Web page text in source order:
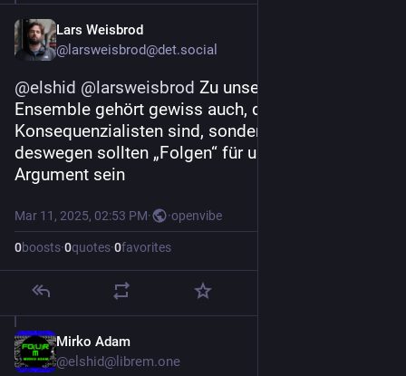
Lars Weisbrod
@larsweisbrod@det.social
@elshid @larsweisbrod Zu unserem werte-
Ensemble gehört gewiss auch, dass wir keine
Konsequenzialisten sind, sondern Pflichtethiker,
deswegen sollten „Folgen“ für uns auch kein
Argument sein
Mar 11, 2025, 02:53 PM· ·openvibe
0boosts·0quotes·0favorites
Mirko Adam
@elshid@librem.one